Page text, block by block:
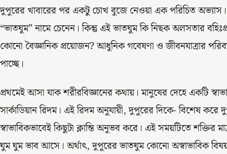
দুপুরের খাবারের পর একটু চোখ বুজে নেওয়া এক পরিচিত অভ্যাস।
“ভাতঘুম” নামে চেনেন। কিন্তু এই ভাতঘুম কি নিছক অলসতার
কোনো বৈজ্ঞানিক প্রয়োজন? আধুনিক গবেষণা ও জীবনযাত্রার
পাচ্ছে।
প্রথমেই আসা যাক শরীরবিজ্ঞানের কথায়। মানুষের দেহে একটি
সার্কাডিয়ান রিদম। এই রিদম অনুযায়ী, দুপুরের দিকে- বিশেষ
স্বাভাবিকভাবেই কিছুটা ক্লান্তি অনুভব করে। এই সময়টিতে শক্তির
ঘুম ঘুম ভাব আসে। অর্থাৎ, দুপুরের ভাতঘুম কোনো অস্বাভাবিক